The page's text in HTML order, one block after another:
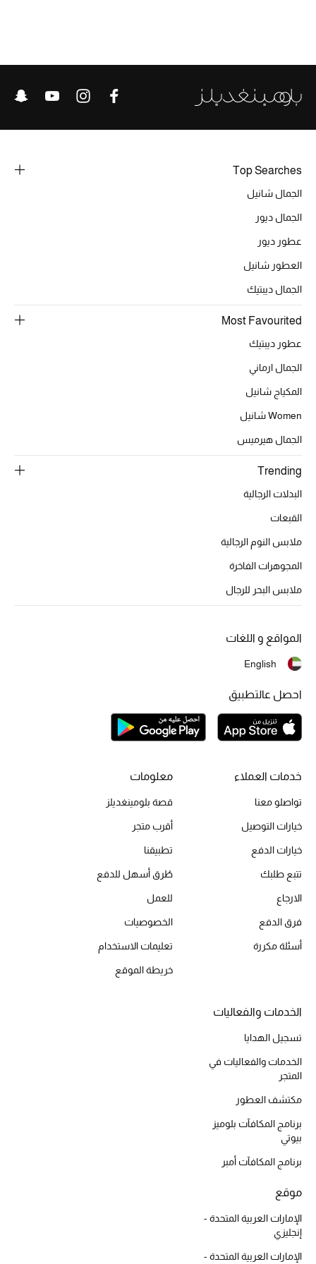
جميع إصدارتنا النسائية
تشكيلة المناسبات للنساء
الملابس الرياضية النسائية
تشكيلة الأعراس
هدايا للنساء
ركن الفخامة
جميع الأحذية النسائية
جميع الحقائب النسائية
الموسم الجديد
حقائب رجالية
حقائب الأطفال
أبرز المصممين
أبرز الحقائب
الموسم الجديد
تشكيلة الأحذية
الأحذية الرجالية
أحذية للأطفال
أبرز المصممين
Top Searches
الجمال شانيل
الجمال ديور
عطور ديور
العطور شانيل
الجمال ديبتيك
Most Favourited
عطور ديبتيك
الجمال ارماني
المكياج شانيل
Women شانيل
الجمال هيرميس
Trending
البدلات الرجالية
القبعات
ملابس النوم الرجالية
المجوهرات الفاخرة
ملابس البحر للرجال
خدمات العملاء
تواصلو معنا
خيارات التوصيل
خيارات الدفع
تتبع طلبك
الارجاع
فرق الدفع
أسئلة مكررة
معلومات
قصة بلومينغديلز
أقرب متجر
تطبيقنا
طُرق أسهل للدفع
للعمل
الخصوصيات
تعليمات الاستخدام
خريطة الموقع
الخدمات والفعاليات
تسجيل الهدايا
الخدمات والفعاليات في
المتجر
مكتشف العطور
برنامج المكافآت بلوميز
بيوتي
برنامج المكافآت أمبر
موقع
الإمارات العربية المتحدة -
إنجليزي
الإمارات العربية المتحدة -
المواقع و اللغات
English
احصل عالتطبيق